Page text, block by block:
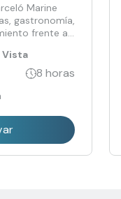
Marine
gastronomía,
frente al
Vista
8 horas